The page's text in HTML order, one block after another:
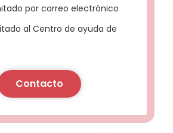
por correo electrónico
al Centro de ayuda de
Contacto